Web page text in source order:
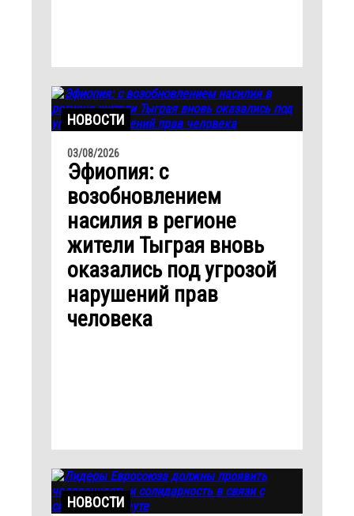
НОВОСТИ
03/08/2026
Эфиопия: с
возобновлением
насилия в регионе
жители Тыграя вновь
оказались под угрозой
нарушений прав
человека
НОВОСТИ